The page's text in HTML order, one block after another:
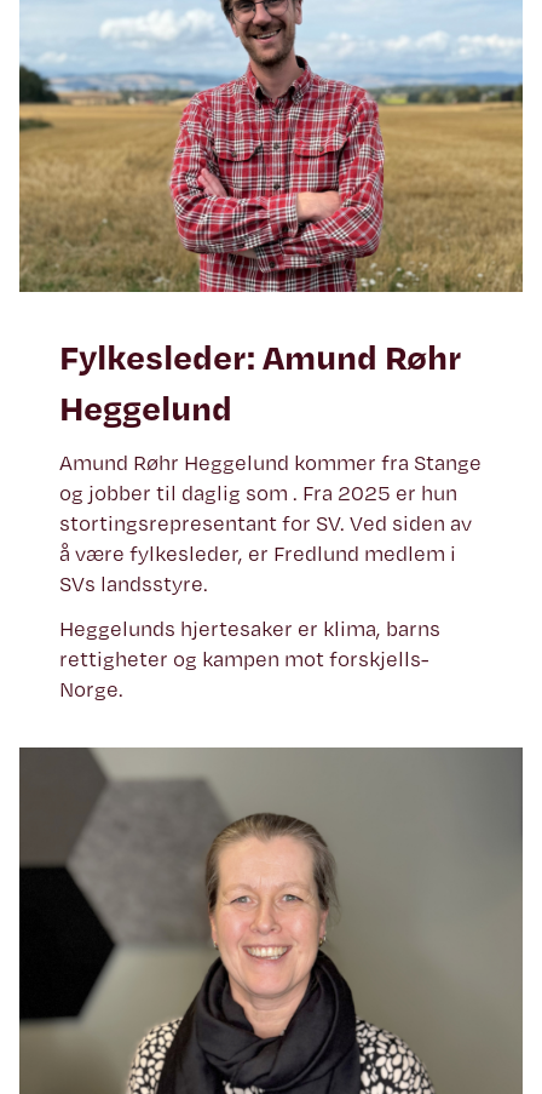
Fylkesleder: Amund Røhr
Heggelund
Amund Røhr Heggelund kommer fra Stange
og jobber til daglig som . Fra 2025 er hun
stortingsrepresentant for SV. Ved siden av
å være fylkesleder, er Fredlund medlem i
SVs landsstyre.
Heggelunds hjertesaker er klima, barns
rettigheter og kampen mot forskjells-
Norge.